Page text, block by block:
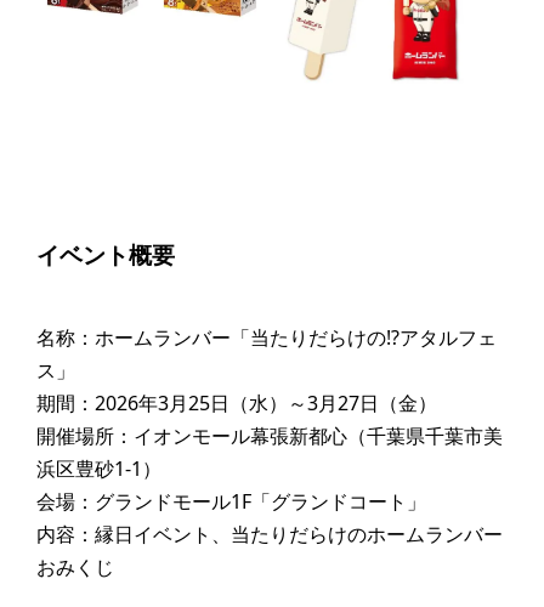
イベント概要
名称：ホームランバー「当たりだらけの!?アタルフェ
ス」
期間：2026年3月25日（水）～3月27日（金）
開催場所：イオンモール幕張新都心（千葉県千葉市美
浜区豊砂1-1）
会場：グランドモール1F「グランドコート」
内容：縁日イベント、当たりだらけのホームランバー
おみくじ